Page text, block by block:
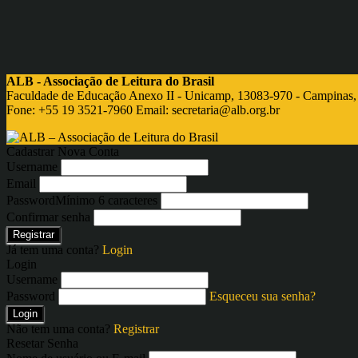
ALB - Associação de Leitura do Brasil
Faculdade de Educação Anexo II - Unicamp, 13083-970 - Campinas,
Fone: +55 19 3521-7960 Email: secretaria@alb.org.br
Cadastrar Nova Conta
Username
Email
PasswordMínimo 6 caracteres
Confirmar senha
Registrar
Já tem uma conta? Login
Login
Username
Password
Esqueceu sua senha?
Login
Não tem uma conta? Registrar
Resetar Senha